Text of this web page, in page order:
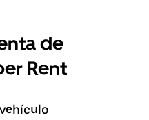
de
Rent